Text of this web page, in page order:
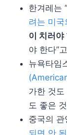
한겨레는 “
려는 미
이 치러야
야 한다”
뉴욕타임
가한 것
도 좋은
중국의 관
되면 안